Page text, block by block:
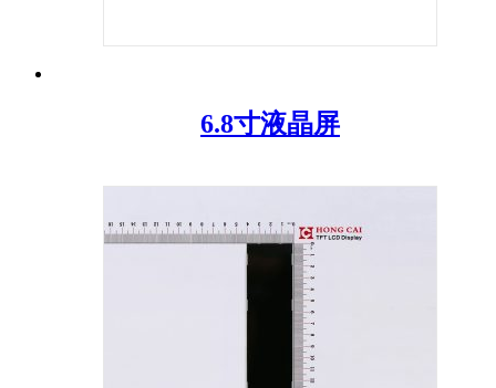
6.8寸液晶屏